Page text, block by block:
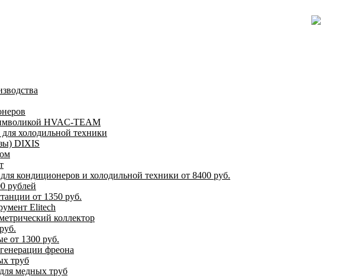
HVAC-TEAM
холодильной техники
DIXIS
кондиционеров и холодильной техники от 8400 руб.
рублей
от 1350 руб.
Elitech
коллектор
от 1300 руб.
фреона
труб
медных труб